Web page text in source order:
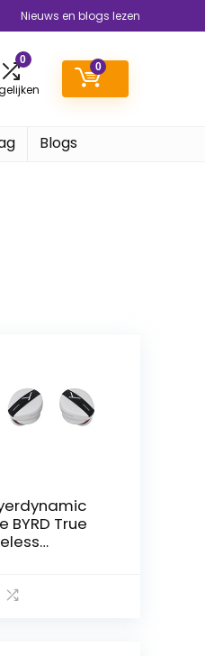
Nieuws en blogs lezen
0
0
Blogs
BYRD True
Noise